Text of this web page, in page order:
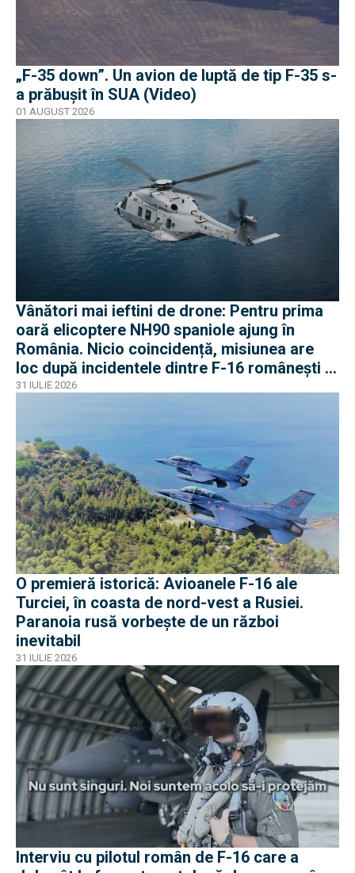
„F-35 down”. Un avion de luptă de tip F-35 s-
a prăbușit în SUA (Video)
01 AUGUST 2026
Vânători mai ieftini de drone: Pentru prima
oară elicoptere NH90 spaniole ajung în
România. Nicio coincidență, misiunea are
loc după incidentele dintre F-16 românești și
dronele ruse
31 IULIE 2026
O premieră istorică: Avioanele F-16 ale
Turciei, în coasta de nord-vest a Rusiei.
Paranoia rusă vorbește de un război
inevitabil
31 IULIE 2026
Interviu cu pilotul român de F-16 care a